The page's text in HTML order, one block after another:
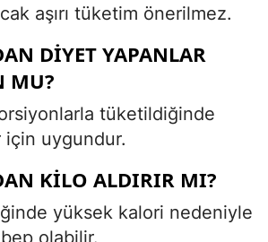
aşırı tüketim önerilmez.
DIYET YAPANLAR
MU?
tüketildiğinde
uygundur.
KILO ALDIRIR MI?
yüksek kalori nedeniyle
olabilir.